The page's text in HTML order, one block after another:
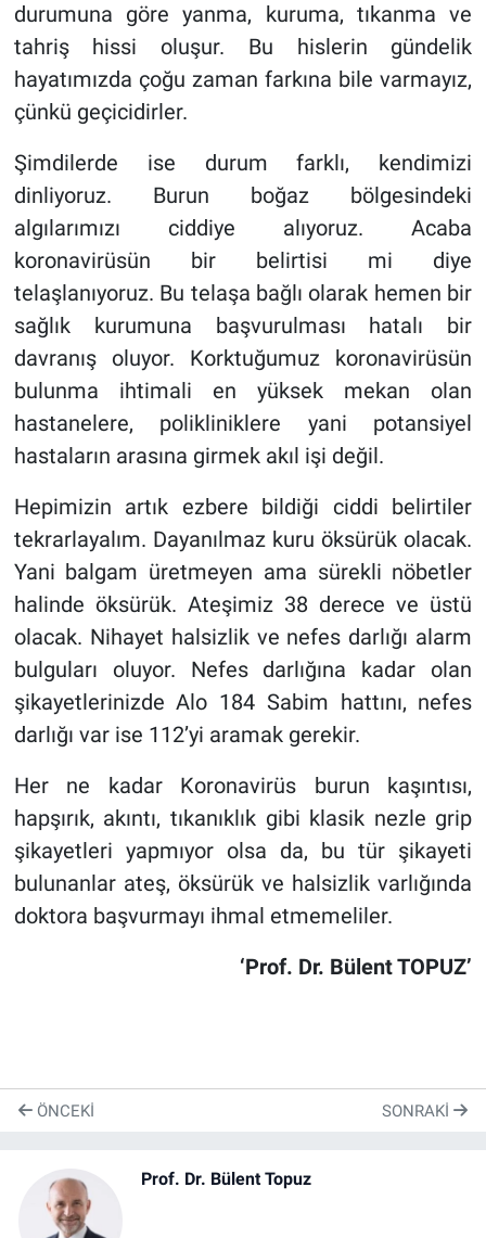
durumuna göre yanma, kuruma, tıkanma ve
tahriş hissi oluşur. Bu hislerin gündelik
hayatımızda çoğu zaman farkına bile varmayız,
çünkü geçicidirler.
Şimdilerde ise durum farklı, kendimizi
dinliyoruz. Burun boğaz bölgesindeki
algılarımızı ciddiye alıyoruz. Acaba
koronavirüsün bir belirtisi mi diye
telaşlanıyoruz. Bu telaşa bağlı olarak hemen bir
sağlık kurumuna başvurulması hatalı bir
davranış oluyor. Korktuğumuz koronavirüsün
bulunma ihtimali en yüksek mekan olan
hastanelere, polikliniklere yani potansiyel
hastaların arasına girmek akıl işi değil.
Hepimizin artık ezbere bildiği ciddi belirtiler
tekrarlayalım. Dayanılmaz kuru öksürük olacak.
Yani balgam üretmeyen ama sürekli nöbetler
halinde öksürük. Ateşimiz 38 derece ve üstü
olacak. Nihayet halsizlik ve nefes darlığı alarm
bulguları oluyor. Nefes darlığına kadar olan
şikayetlerinizde Alo 184 Sabim hattını, nefes
darlığı var ise 112’yi aramak gerekir.
Her ne kadar Koronavirüs burun kaşıntısı,
hapşırık, akıntı, tıkanıklık gibi klasik nezle grip
şikayetleri yapmıyor olsa da, bu tür şikayeti
bulunanlar ateş, öksürük ve halsizlik varlığında
doktora başvurmayı ihmal etmemeliler.
‘Prof. Dr. Bülent TOPUZ’
ÖNCEKI SONRAKI
Prof. Dr. Bülent Topuz